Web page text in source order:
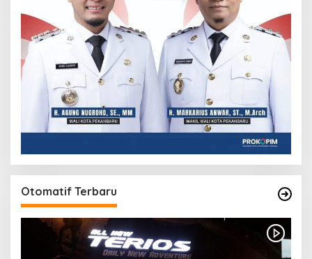
Otomatif Terbaru